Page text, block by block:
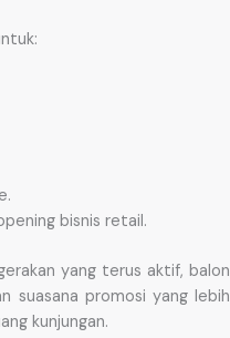
bisnis retail.
yang terus aktif, balon
suasana promosi yang lebih
kunjungan.